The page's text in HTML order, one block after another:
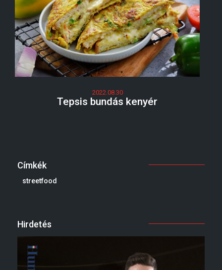
2022.08.30
Tepsis bundás kenyér
Címkék
streetfood
Hirdetés